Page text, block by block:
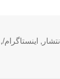
انتشار , اینستاگرام/,